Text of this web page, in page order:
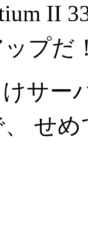
II
プだ
サー
せ